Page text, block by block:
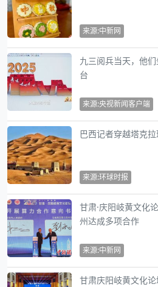
来源:中新网
九三阅兵当天，他
台
来源:央视新闻客户端
巴西记者穿越塔克
来源:环球时报
甘肃·庆阳岐黄文化
州达成多项合作
来源:中新网
甘肃庆阳岐黄文化